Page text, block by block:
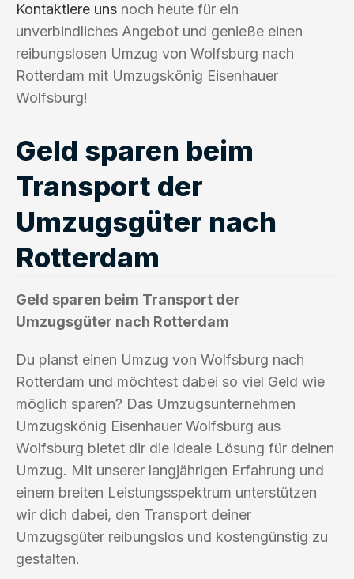
Kontaktiere uns noch heute für ein
unverbindliches Angebot und genieße einen
reibungslosen Umzug von Wolfsburg nach
Rotterdam mit Umzugskönig Eisenhauer
Wolfsburg!
Geld sparen beim
Transport der
Umzugsgüter nach
Rotterdam
Geld sparen beim Transport der
Umzugsgüter nach Rotterdam
Du planst einen Umzug von Wolfsburg nach
Rotterdam und möchtest dabei so viel Geld wie
möglich sparen? Das Umzugsunternehmen
Umzugskönig Eisenhauer Wolfsburg aus
Wolfsburg bietet dir die ideale Lösung für deinen
Umzug. Mit unserer langjährigen Erfahrung und
einem breiten Leistungsspektrum unterstützen
wir dich dabei, den Transport deiner
Umzugsgüter reibungslos und kostengünstig zu
gestalten.